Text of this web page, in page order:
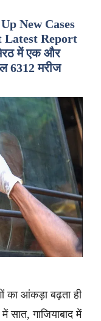
New Cases
Latest Report
में एक और
6312 मरीज
का आंकड़ा बढ़ता ही
सात, गाजियाबाद में